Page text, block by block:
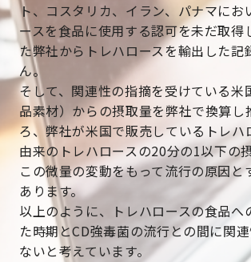
ト、コスタリカ、イラン、パナマにお
ースを食品に使用する認可を未だ取得
た弊社からトレハロースを輸出した記
ん。
そして、関連性の指摘を受けている米
品素材）からの摂取量を弊社で換算し
ろ、弊社が米国で販売しているトレハ
由来のトレハロースの20分の1以下の
この微量の変動をもって流行の原因と
あります。
以上のように、トレハロースの食品へ
た時期とCD強毒菌の流行との間に関
ないと考えています。